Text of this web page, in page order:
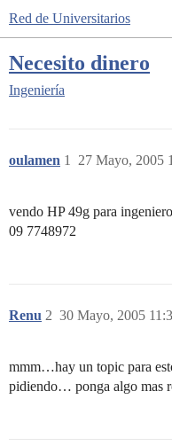
Red de Universitarios
Necesito dinero
Ingeniería
oulamen 27 Mayo, 2005
1
vendo HP 49g para
09 7748972
Renu 30 Mayo, 2005
2
mmm…hay un topic para
pidiendo… ponga algo mas